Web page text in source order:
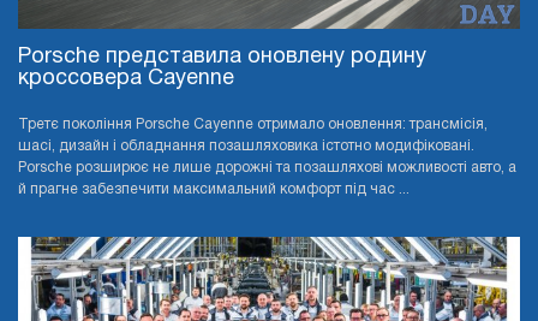
Porsche представила оновлену родину
кроссовера Cayenne
Третє покоління Porsche Cayenne отримало оновлення: трансмісія,
шасі, дизайн і обладнання позашляховика істотно модифіковані.
Porsche розширює не лише дорожні та позашляхові можливості авто, а
й прагне забезпечити максимальний комфорт під час ...